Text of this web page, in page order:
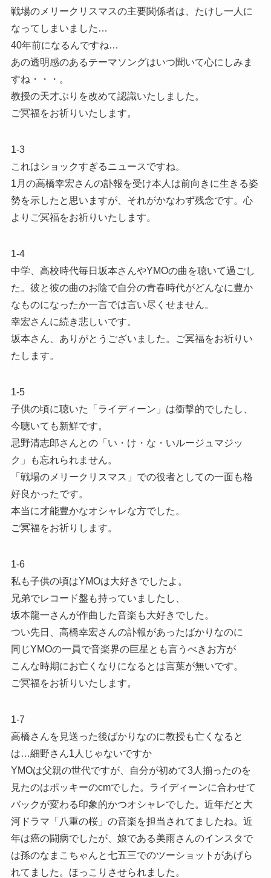
戦場のメリークリスマスの主要関係者は、たけし一人に
なってしまいました…
40年前になるんですね…
あの透明感のあるテーマソングはいつ聞いて心にしみま
すね・・・。
教授の天才ぶりを改めて認識いたしました。
ご冥福をお祈りいたします。
1-3
これはショックすぎるニュースですね。
1月の高橋幸宏さんの訃報を受け本人は前向きに生きる姿
勢を示したと思いますが、それがかなわず残念です。心
よりご冥福をお祈りいたします。
1-4
中学、高校時代毎日坂本さんやYMOの曲を聴いて過ごし
た。彼と彼の曲のお陰で自分の青春時代がどんなに豊か
なものになったか一言では言い尽くせません。
幸宏さんに続き悲しいです。
坂本さん、ありがとうございました。ご冥福をお祈りい
たします。
1-5
子供の頃に聴いた「ライディーン」は衝撃的でしたし、
今聴いても新鮮です。
忌野清志郎さんとの「い・け・な・いルージュマジッ
ク」も忘れられません。
「戦場のメリークリスマス」での役者としての一面も格
好良かったです。
本当に才能豊かなオシャレな方でした。
ご冥福をお祈りします。
1-6
私も子供の頃はYMOは大好きでしたよ。
兄弟でレコード盤も持っていましたし、
坂本龍一さんが作曲した音楽も大好きでした。
つい先日、高橋幸宏さんの訃報があったばかりなのに
同じYMOの一員で音楽界の巨星とも言うべきお方が
こんな時期にお亡くなりになるとは言葉が無いです。
ご冥福をお祈りいたします。
1-7
高橋さんを見送った後ばかりなのに教授も亡くなると
は…細野さん1人じゃないですか
YMOは父親の世代ですが、自分が初めて3人揃ったのを
見たのはポッキーのcmでした。ライディーンに合わせて
バックが変わる印象的かつオシャレでした。近年だと大
河ドラマ「八重の桜」の音楽を担当されてましたね。近
年は癌の闘病でしたが、娘である美雨さんのインスタで
は孫のなまこちゃんと七五三でのツーショットがあげら
れてました。ほっこりさせられました。